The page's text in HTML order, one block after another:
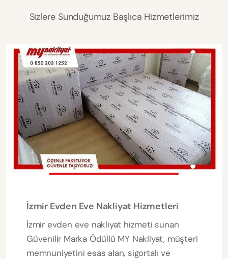
Sizlere Sunduğumuz Başlıca Hizmetlerimiz
İzmir Evden Eve Nakliyat Hizmetleri
İzmir evden eve nakliyat hizmeti sunan
Güvenilir Marka Ödüllü MY Nakliyat, müşteri
memnuniyetini esas alan, sigortalı ve